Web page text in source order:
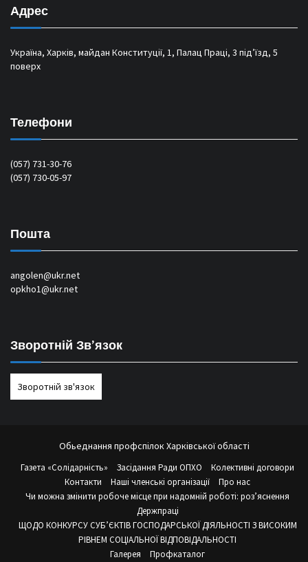
Адрес
Україна, Харків, майдан Конституції, 1, Палац Праці, 3 під’їзд, 5
поверх
Телефони
(057) 731-30-76
(057) 730-05-97
Пошта
angolen@ukr.net
opkho1@ukr.net
Зворотній Зв’язок
Зворотній зв'язок
Обьеднання профспілок Харківської області
Газета «Солідарність» Засідання Ради ОПХО
Колективні договори
Контакти
Наші членські організації
Про нас
Чи можна змінити робоче місце при надомній роботі: роз’яснення
Держпраці
ЩОДО КОНКУРСУ СУБ’ЄКТІВ ГОСПОДАРСЬКОЇ ДІЯЛЬНОСТІ З ВИСОКИМ
РІВНЕМ СОЦІАЛЬНОЇ ВІДПОВІДАЛЬНОСТІ
Галерея
Профкаталог